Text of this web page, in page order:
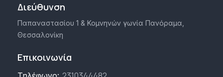
Διεύθυνση
Παπαναστασίου 1 & Κομνηνών γωνία Πανόραμα,
Θεσσαλονίκη
Επικοινωνία